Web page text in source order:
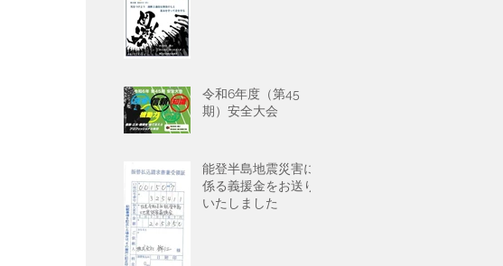
令和6年度（第45
期）安全大会
能登半島地震災害に
係る義援金をお送り
いたしました